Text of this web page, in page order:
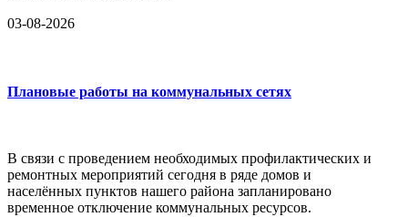
03-08-2026
Плановые работы на коммунальных сетях
В связи с проведением необходимых профилактических и
ремонтных мероприятий сегодня в ряде домов и
населённых пунктов нашего района запланировано
временное отключение коммунальных ресурсов.